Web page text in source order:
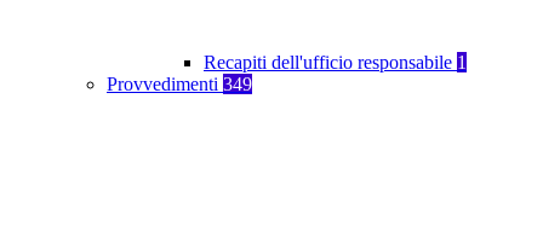
Recapiti dell'ufficio responsabile 1
Provvedimenti 349